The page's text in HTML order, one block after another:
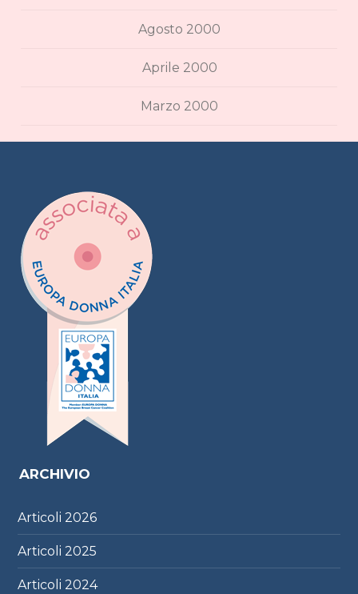
Agosto 2000
Aprile 2000
Marzo 2000
ARCHIVIO
Articoli2026
Articoli2025
Articoli2024